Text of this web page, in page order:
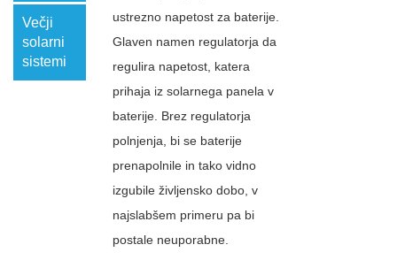
Večji
solarni
sistemi
ustrezno napetost za baterije.
Glaven namen regulatorja da
regulira napetost, katera
prihaja iz solarnega panela v
baterije. Brez regulatorja
polnjenja, bi se baterije
prenapolnile in tako vidno
izgubile življensko dobo, v
najslabšem primeru pa bi
postale neuporabne.